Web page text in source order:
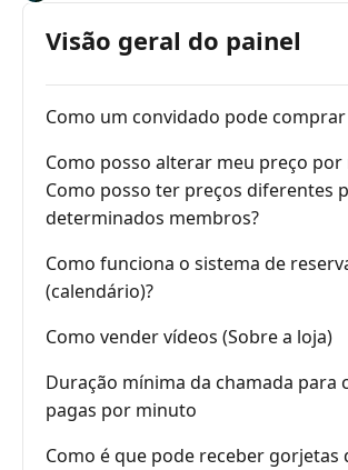
Visão geral do painel
Como um convidado pode comprar
Como posso alterar meu preço
Como posso ter preços diferentes
determinados membros?
Como funciona o sistema de
(calendário)?
Como vender vídeos (Sobre a loja)
Duração mínima da chamada para
pagas por minuto
Como é que pode receber gorjetas